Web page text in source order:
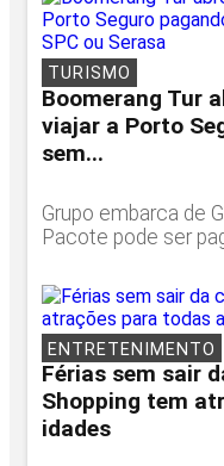
TURISMO
Boomerang Tur
viajar a Porto
sem...
Grupo embarca de
Pacote pode ser
ENTRETENIMENTO
Férias sem sair
Shopping tem
idades